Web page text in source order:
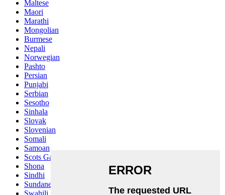
Maltese
Maori
Marathi
Mongolian
Burmese
Nepali
Norwegian
Pashto
Persian
Punjabi
Serbian
Sesotho
Sinhala
Slovak
Slovenian
Somali
Samoan
Scots Gaelic
Shona
Sindhi
Sundanese
Swahili